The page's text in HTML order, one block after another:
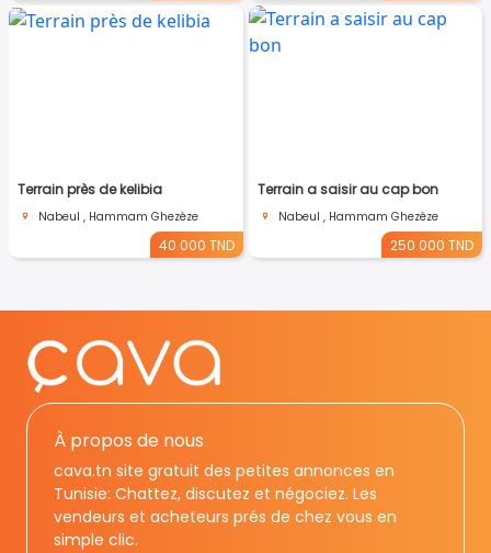
Terrain près de kelibia
Nabeul , Hammam Ghezèze
40.000 TND
Terrain a saisir au cap bon
Nabeul , Hammam Ghezèze
250.000 TND
À propos de nous
cava.tn site gratuit des petites annonces en
Tunisie: Chattez, discutez et négociez. Les
vendeurs et acheteurs prés de chez vous en
simple clic.